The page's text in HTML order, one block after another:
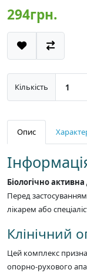
294грн.
Кількість
Опис
Біологічно
Перед
лікарем або
Клінічний
Цей комплекс
опорно-рухового